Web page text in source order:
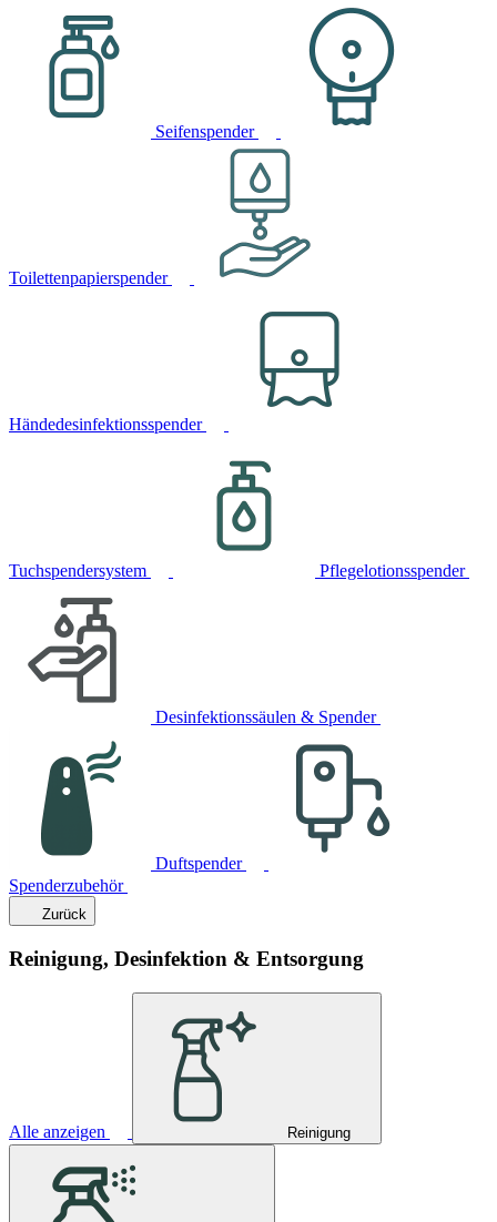
Seifenspender
Toilettenpapierspender
Händedesinfektionsspender
Tuchspendersystem Pflegelotionsspender
Desinfektionssäulen & Spender
Duftspender
Spenderzubehör
Zurück
Reinigung, Desinfektion & Entsorgung
Alle anzeigen Reinigung